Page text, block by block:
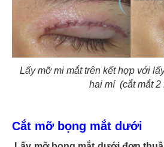
Lấy mỡ mi mắt trên kết hợp với
hai mí (cắt mắt 2
Cắt mỡ bọng mắt dưới